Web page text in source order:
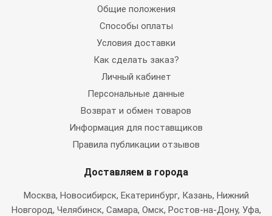
Общие положения
Способы оплаты
Условия доставки
Как сделать заказ?
Личный кабинет
Персональные данные
Возврат и обмен товаров
Информация для поставщиков
Правила публикации отзывов
Доставляем в города
Москва, Новосибирск, Екатеринбург, Казань, Нижний
Новгород, Челябинск, Самара, Омск, Ростов-на-Дону, Уфа,